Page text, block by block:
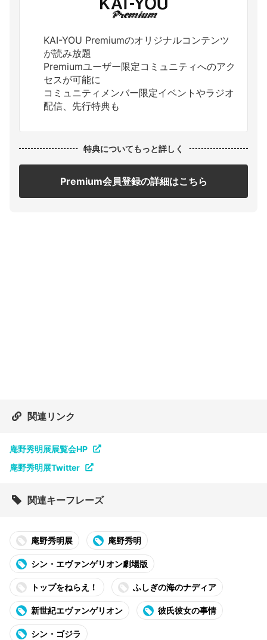
KAI-YOU Premiumのオリジナルコンテンツ
が読み放題
Premiumユーザー限定コミュニティへのアク
セスが可能に
コミュニティメンバー限定イベントやラジオ
配信、先行特典も
特典についてもっと詳しく
Premium会員登録の詳細はこちら
関連リンク
庵野秀明展展覧会HP
庵野秀明展Twitter
関連キーフレーズ
庵野秀明展 庵野秀明
シン・エヴァンゲリオン劇場版
トップをねらえ！ ふしぎの海のナディア
新世紀エヴァンゲリオン 彼氏彼女の事情
シン・ゴジラ